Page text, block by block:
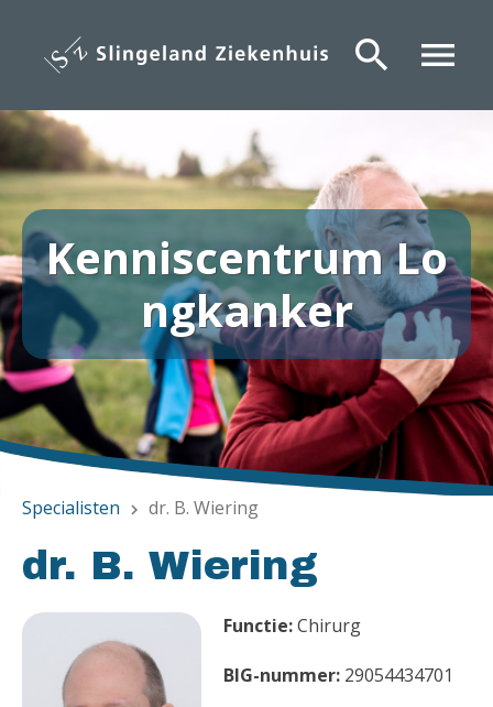
inhoud
menu
search
Kenniscentrum Lo
ngkanker
Specialisten chevron_right dr. B. Wiering
dr. B. Wiering
Functie:Chirurg
BIG-nummer: 29054434701